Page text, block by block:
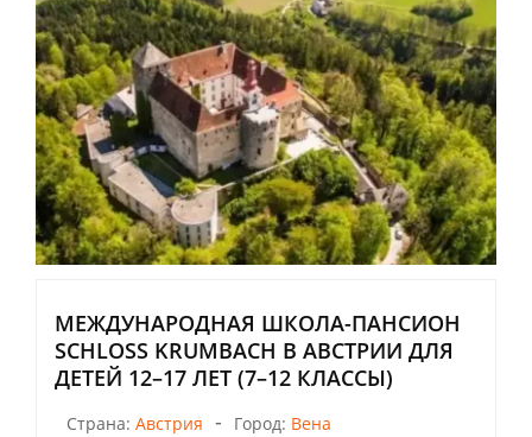
МЕЖДУНАРОДНАЯ ШКОЛА-ПАНСИОН
SCHLOSS KRUMBACH В АВСТРИИ ДЛЯ
ДЕТЕЙ 12–17 ЛЕТ (7–12 КЛАССЫ)
Страна: Австрия - Город: Вена